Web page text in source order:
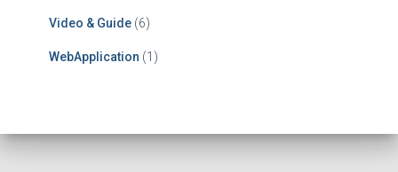
Video & Guide (6)
WebApplication (1)